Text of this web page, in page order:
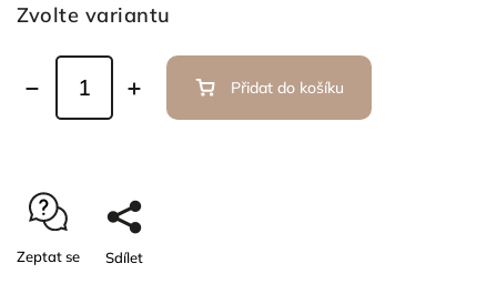
Zvolte variantu
Přidat do košíku
Zeptat se Sdílet